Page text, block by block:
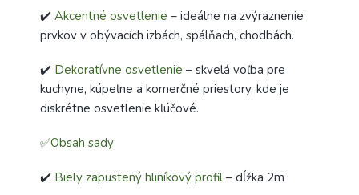
✔️ Akcentné osvetlenie – ideálne na zvýraznenie
prvkov v obývacích izbách, spálňach, chodbách.
✔️ Dekoratívne osvetlenie – skvelá voľba pre
kuchyne, kúpeľne a komerčné priestory, kde je
diskrétne osvetlenie kľúčové.
✅Obsah sady:
✔️ Biely zapustený hliníkový profil – dĺžka 2m